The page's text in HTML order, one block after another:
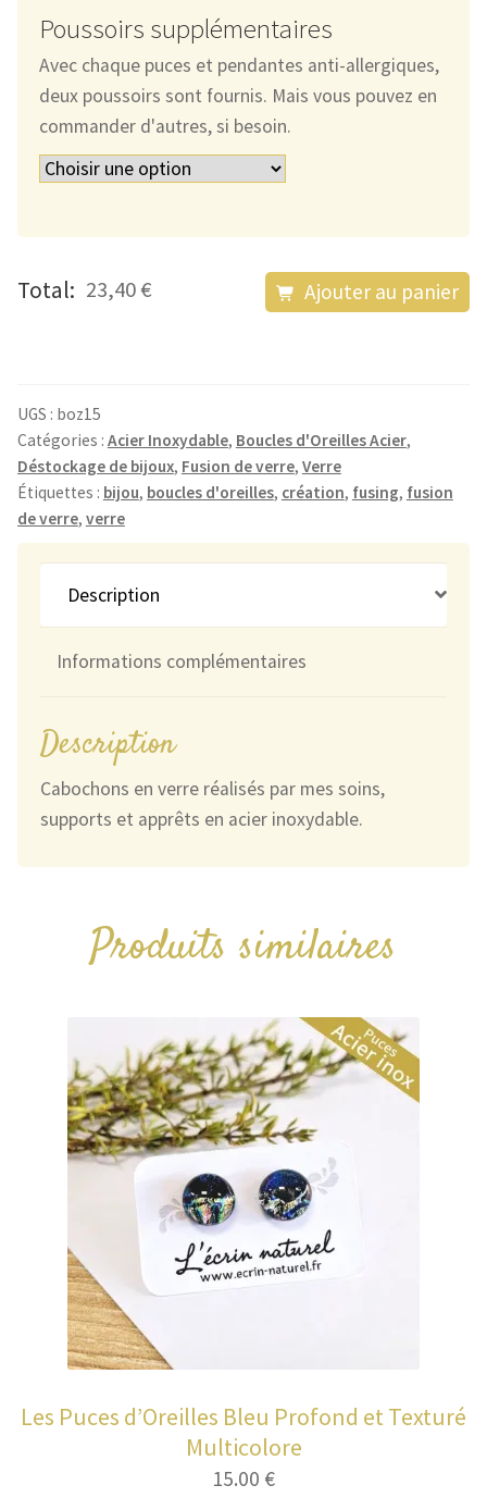
Poussoirs supplémentaires
Avec chaque puces et pendantes anti-allergiques,
deux poussoirs sont fournis. Mais vous pouvez en
commander d'autres, si besoin.
Total: 23,40 €
Violettes,
Roses
et
Ajouter au panier
UGS : boz15
Catégories : Acier Inoxydable, Boucles d'Oreilles Acier,
Déstockage de bijoux, Fusion de verre, Verre
Étiquettes : bijou, boucles d'oreilles, création, fusing, fusion
de verre, verre
Description
Informations complémentaires
Description
Cabochons en verre réalisés par mes soins,
supports et apprêts en acier inoxydable.
Produits similaires
Les Puces d’Oreilles Bleu Profond et Texturé
Multicolore
15.00 €